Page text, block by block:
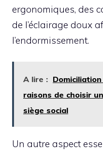
ergonomiques, des
de l’éclairage doux
l’endormissement.
A lire :
raisons de choisir
siège social
Un autre aspect